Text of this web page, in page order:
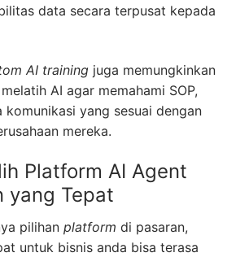
data secara terpusat kepada
AI training juga memungkinkan
AI agar memahami SOP,
komunikasi yang sesuai dengan
mereka.
Platform AI Agent
yang Tepat
pilihan platform di pasaran,
untuk bisnis anda bisa terasa